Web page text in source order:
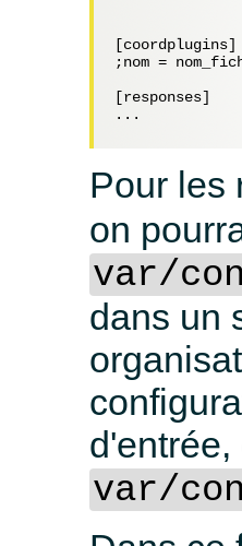
[coordplugins]
;nom =
[responses]
...
Pour les
on
var/
dans un
var/